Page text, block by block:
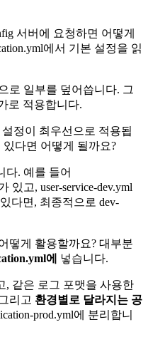
서버에 요청하면 어떻게
에서 기본 설정을 읽
로 일부를 덮어씁니다. 그
로 적용합니다.
설정이 최우선으로 적용됩
다면 어떻게 될까요?
다. 예를 들어
있고, user-service-dev.yml
있다면, 최종적으로 dev-
떻게 활용할까요? 대부분
에 넣습니다.
, 같은 로그 포맷을 사용한
리고 환경별로 달라지는 공
prod.yml에 분리합니